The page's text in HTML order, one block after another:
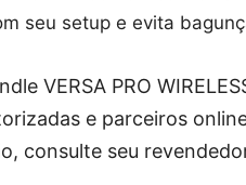
seu setup e evita
VERSA PRO
e parceiros
consulte seu